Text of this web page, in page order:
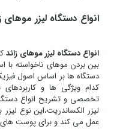
انواع دستگاه لیزر موهای
انواع دستگاه لیزر موهای زائد
بین بردن موهای ناخواسته با
دستگاه ها بر اساس اصول
کدام ویژگی ها و
تخصصی و تشریح انواع
لیزر الکساندریت،این نوع
عمل می کند و برای پوست های